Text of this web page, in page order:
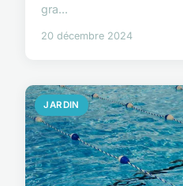
gra...
20 décembre 2024
JARDIN